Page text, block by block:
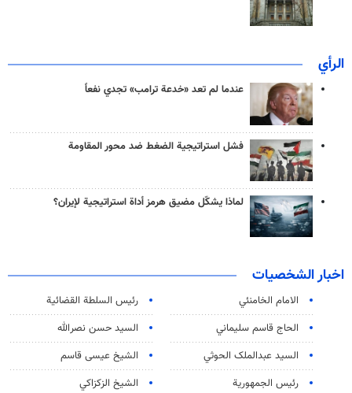
الرأي
عندما لم تعد «خدعة ترامب» تجدي نفعاً
فشل استراتيجية الضغط ضد محور المقاومة
لماذا يشكّل مضيق هرمز أداة استراتيجية لإيران؟
اخبار الشخصيات
الامام الخامنئي
رئیس السلطة القضائیة
الحاج قاسم سليماني
السيد حسن نصرالله
السید عبدالملک الحوثي
الشيخ عيسى قاسم
رئيس الجمهورية
الشيخ الزكزاكي